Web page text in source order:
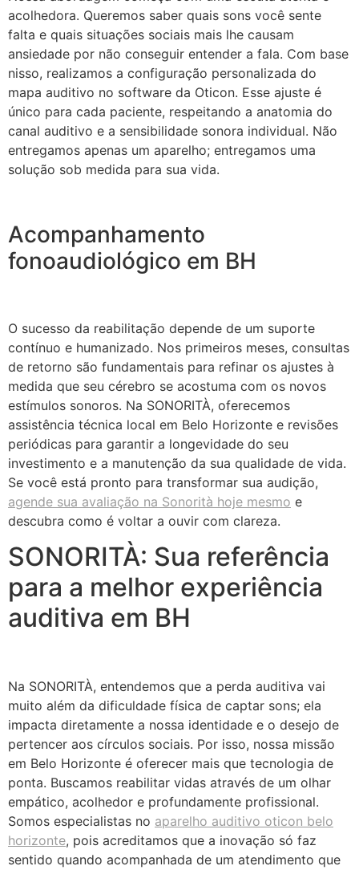
acolhedora. Queremos saber quais sons você sente
falta e quais situações sociais mais lhe causam
ansiedade por não conseguir entender a fala. Com base
nisso, realizamos a configuração personalizada do
mapa auditivo no software da Oticon. Esse ajuste é
único para cada paciente, respeitando a anatomia do
canal auditivo e a sensibilidade sonora individual. Não
entregamos apenas um aparelho; entregamos uma
solução sob medida para sua vida.
Acompanhamento
fonoaudiológico em BH
O sucesso da reabilitação depende de um suporte
contínuo e humanizado. Nos primeiros meses, consultas
de retorno são fundamentais para refinar os ajustes à
medida que seu cérebro se acostuma com os novos
estímulos sonoros. Na SONORITÀ, oferecemos
assistência técnica local em Belo Horizonte e revisões
periódicas para garantir a longevidade do seu
investimento e a manutenção da sua qualidade de vida.
Se você está pronto para transformar sua audição,
agende sua avaliação na Sonorità hoje mesmo e
descubra como é voltar a ouvir com clareza.
SONORITÀ: Sua referência
para a melhor experiência
auditiva em BH
Na SONORITÀ, entendemos que a perda auditiva vai
muito além da dificuldade física de captar sons; ela
impacta diretamente a nossa identidade e o desejo de
pertencer aos círculos sociais. Por isso, nossa missão
em Belo Horizonte é oferecer mais que tecnologia de
ponta. Buscamos reabilitar vidas através de um olhar
empático, acolhedor e profundamente profissional.
Somos especialistas no aparelho auditivo oticon belo
horizonte, pois acreditamos que a inovação só faz
sentido quando acompanhada de um atendimento que